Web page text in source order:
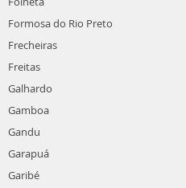
Formosa do Rio Preto
Frecheiras
Freitas
Galhardo
Gamboa
Gandu
Garapuá
Garibé